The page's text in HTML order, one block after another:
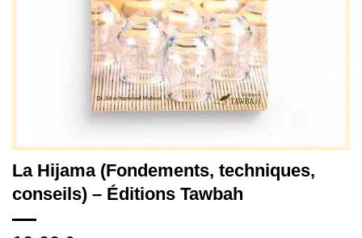
La Hijama (Fondements, techniques,
conseils) – Éditions Tawbah